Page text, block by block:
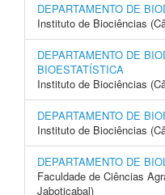
DEPARTAMENTO DE
Instituto de Biociências
DEPARTAMENTO DE
BIOESTATÍSTICA
Instituto de Biociências
DEPARTAMENTO DE
Instituto de Biociências
DEPARTAMENTO DE
Faculdade de Ciências
Jaboticabal)